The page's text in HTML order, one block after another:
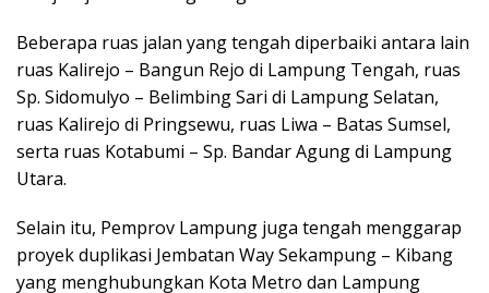
Beberapa ruas jalan yang tengah diperbaiki antara lain
ruas Kalirejo – Bangun Rejo di Lampung Tengah, ruas
Sp. Sidomulyo – Belimbing Sari di Lampung Selatan,
ruas Kalirejo di Pringsewu, ruas Liwa – Batas Sumsel,
serta ruas Kotabumi – Sp. Bandar Agung di Lampung
Utara.
Selain itu, Pemprov Lampung juga tengah menggarap
proyek duplikasi Jembatan Way Sekampung – Kibang
yang menghubungkan Kota Metro dan Lampung